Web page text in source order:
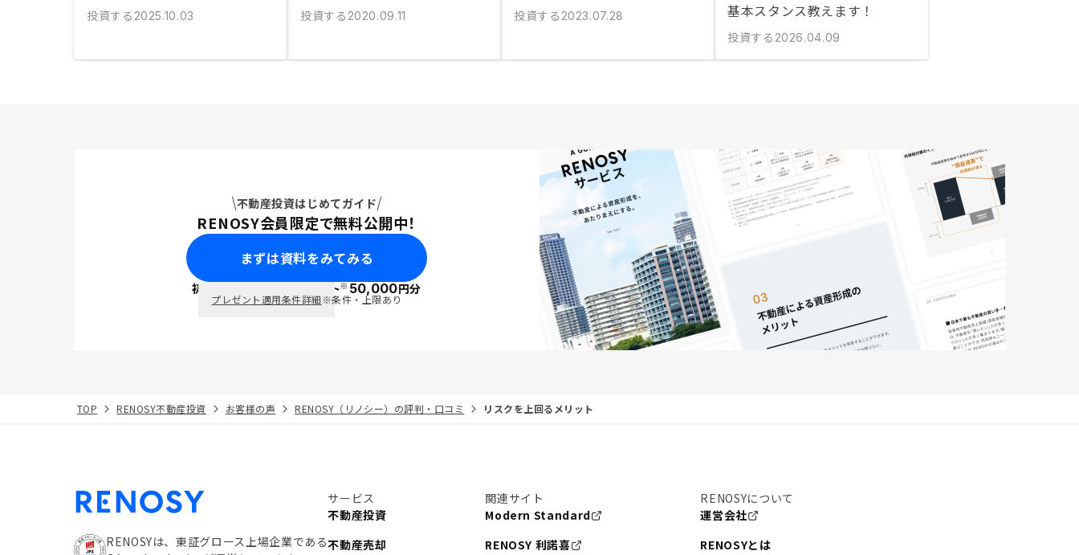
投資する 2025.10.03 投資する 2020.09.11 投資する 2023.07.28
基本スタンス教えます！
投資する 2026.04.09
不動産投資はじめてガイド
RENOSY会員限定で無料公開中！
まずは資料をみてみる
初回面談で ポイント※50,000円分
プレゼント適用条件詳細※条件・上限あり
TOP RENOSY不動産投資 お客様の声 RENOSY（リノシー）の評判・口コミ リスクを上回るメリット
RENOSYは、東証グロース上場企業である
サービス
不動産投資
不動産売却
関連サイト
Modern Standard
RENOSY 利諾喜
RENOSYについて
運営会社
RENOSYとは